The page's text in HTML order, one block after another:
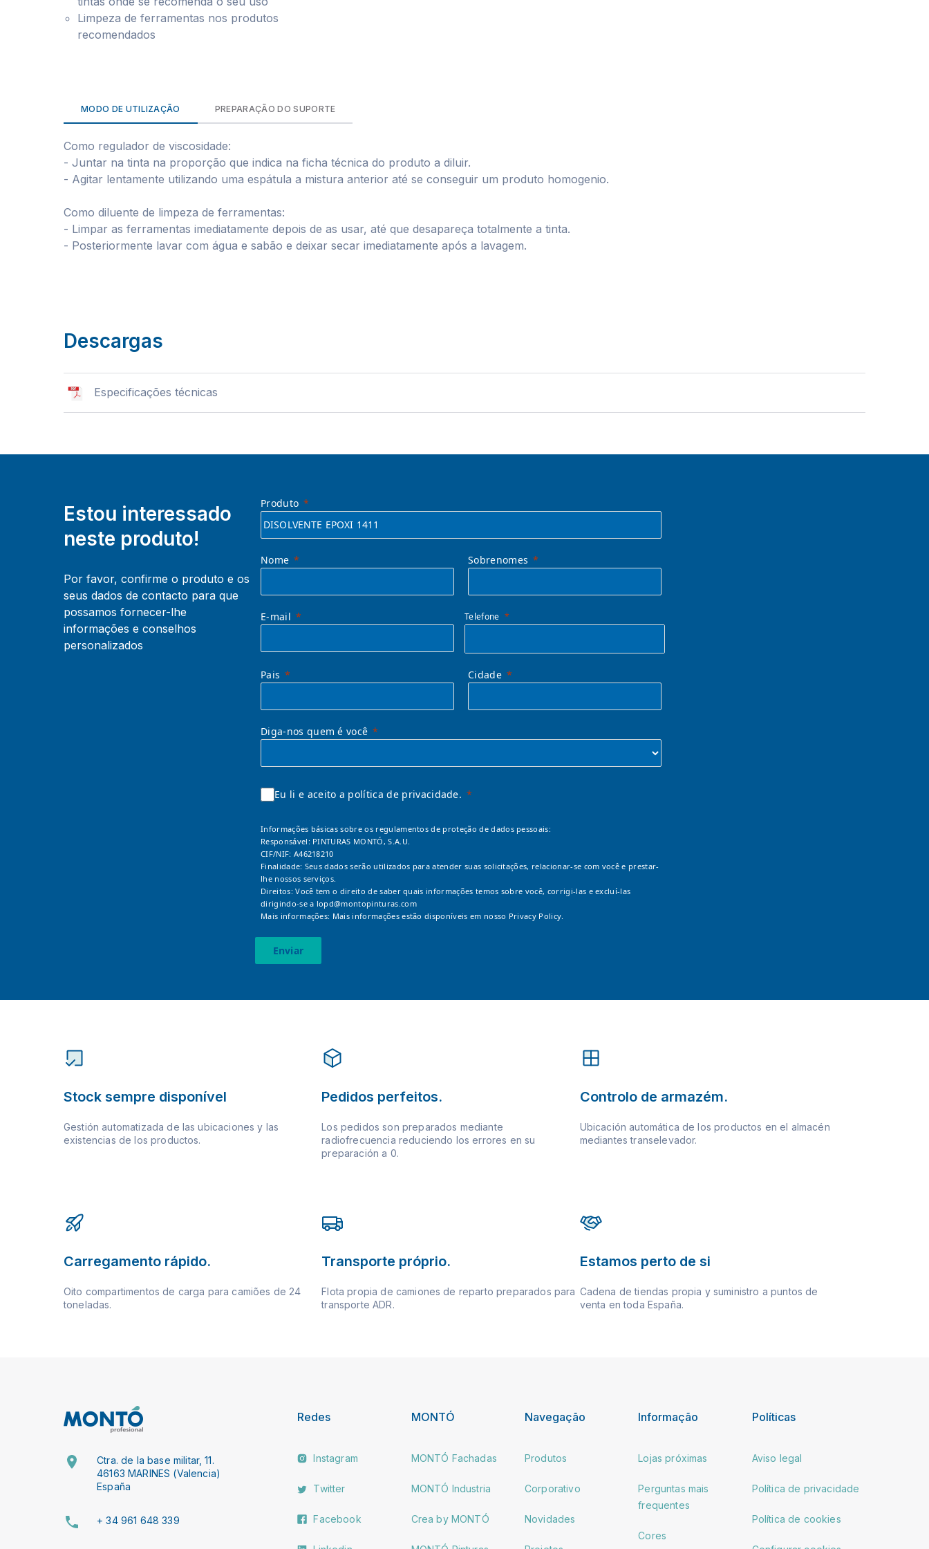
Limpeza de ferramentas nos produtos
recomendados
MODO DE UTILIZAÇÃO PREPARAÇÃO DO SUPORTE
Como regulador de viscosidade:
- Juntar na tinta na proporção que indica na ficha técnica do produto a diluir.
- Agitar lentamente utilizando uma espátula a mistura anterior até se conseguir um produto homogenio.
Como diluente de limpeza de ferramentas:
- Limpar as ferramentas imediatamente depois de as usar, até que desapareça totalmente a tinta.
- Posteriormente lavar com água e sabão e deixar secar imediatamente após a lavagem.
Descargas
Especificações técnicas
Estou interessado
neste produto!
Por favor, confirme o produto e os
seus dados de contacto para que
possamos fornecer-lhe
informações e conselhos
personalizados
Produto
Nome Sobrenomes
E-mail Telefone
Pais Cidade
Diga-nos quem é você
Eu li e aceito a política de privacidade.
Informações básicas sobre os regulamentos de proteção de dados pessoais:
Responsável: PINTURAS MONTÓ, S.A.U.
CIF/NIF: A46218210
Finalidade: Seus dados serão utilizados para atender suas solicitações, relacionar-se com você e prestar-
lhe nossos serviços.
Direitos: Você tem o direito de saber quais informações temos sobre você, corrigi-las e excluí-las
dirigindo-se a lopd@montopinturas.com
Mais informações: Mais informações estão disponíveis em nosso Privacy Policy.
Enviar
Stock sempre disponível
Gestión automatizada de las ubicaciones y las
existencias de los productos.
Pedidos perfeitos.
Los pedidos son preparados mediante
radiofrecuencia reduciendo los errores en su
preparación a 0.
Controlo de armazém.
Ubicación automática de los productos en el almacén
mediantes transelevador.
Carregamento rápido.
Oito compartimentos de carga para camiões de 24
toneladas.
Transporte próprio.
Flota propia de camiones de reparto preparados para
transporte ADR.
Estamos perto de si
Cadena de tiendas propia y suministro a puntos de
venta en toda España.
Ctra. de la base militar, 11.
46163 MARINES (Valencia)
España
+ 34 961 648 339
Redes
Instagram
Twitter
Facebook
MONTÓ
MONTÓ Fachadas
MONTÓ Industria
Crea by MONTÓ
Navegação
Produtos
Corporativo
Novidades
Informação
Lojas próximas
Perguntas mais
frequentes
Cores
Políticas
Aviso legal
Política de privacidade
Política de cookies